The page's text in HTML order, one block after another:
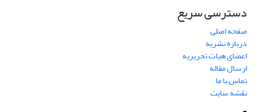
دسترسی سریع
صفحه اصلی
درباره نشریه
اعضای هیات تحریریه
ارسال مقاله
تماس با ما
نقشه سایت